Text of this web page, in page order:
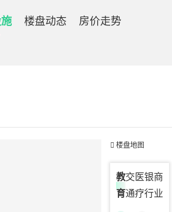
楼盘动态 房价走势
 楼盘地图
教
育
交
通
医
疗
银
行
商
业